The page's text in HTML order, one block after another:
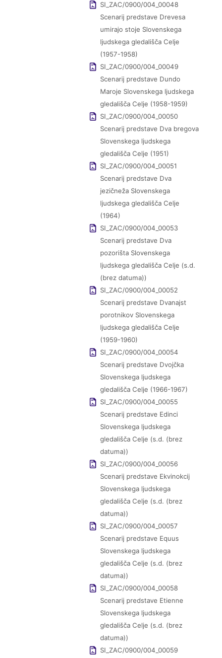
SI_ZAC/0900/004_00048
Scenarij predstave Drevesa
umirajo stoje Slovenskega
ljudskega gledališča Celje
(1957-1958)
SI_ZAC/0900/004_00049
Scenarij predstave Dundo
Maroje Slovenskega ljudskega
gledališča Celje (1958-1959)
SI_ZAC/0900/004_00050
Scenarij predstave Dva bregova
Slovenskega ljudskega
gledališča Celje (1951)
SI_ZAC/0900/004_00051
Scenarij predstave Dva
jezičneža Slovenskega
ljudskega gledališča Celje
(1964)
SI_ZAC/0900/004_00053
Scenarij predstave Dva
pozorišta Slovenskega
ljudskega gledališča Celje (s.d.
(brez datuma))
SI_ZAC/0900/004_00052
Scenarij predstave Dvanajst
porotnikov Slovenskega
ljudskega gledališča Celje
(1959-1960)
SI_ZAC/0900/004_00054
Scenarij predstave Dvojčka
Slovenskega ljudskega
gledališča Celje (1966-1967)
SI_ZAC/0900/004_00055
Scenarij predstave Edinci
Slovenskega ljudskega
gledališča Celje (s.d. (brez
datuma))
SI_ZAC/0900/004_00056
Scenarij predstave Ekvinokcij
Slovenskega ljudskega
gledališča Celje (s.d. (brez
datuma))
SI_ZAC/0900/004_00057
Scenarij predstave Equus
Slovenskega ljudskega
gledališča Celje (s.d. (brez
datuma))
SI_ZAC/0900/004_00058
Scenarij predstave Etienne
Slovenskega ljudskega
gledališča Celje (s.d. (brez
datuma))
SI_ZAC/0900/004_00059